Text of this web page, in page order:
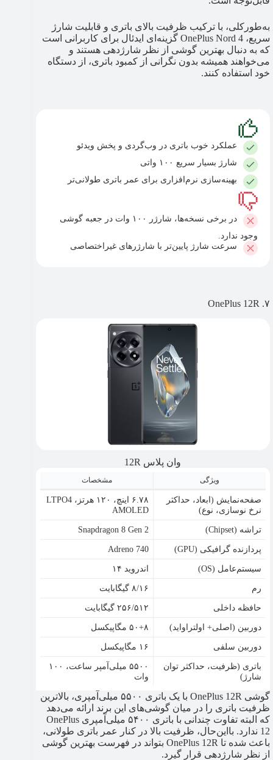
به‌طورکلی، با ترکیب ظرفیت بالای باتری و قابلیت شارژ
سریع، OnePlus Nord 4 گزینه‌ای ایدئال برای کاربرانی است
که به دنبال بهترین گوشی از نظر شارژدهی هستند و
می‌خواهند همیشه بدون نگرانی از کمبود باتری، از دستگاه
خود استفاده کنند.
عملکرد خوب باتری در وب‌گردی و پخش ویدئو
شارژ بسیار سریع ۱۰۰ واتی
بهینه‌سازی نرم‌افزاری برای عمر باتری طولانی‌تر
در برخی نسخه‌ها، شارژر ۱۰۰ وات در جعبه گوشی
وجود ندارد.
سرعت شارژ پایین‌تر با شارژرهای غیراختصاصی
۷. OnePlus 12R
وان پلاس 12R
ویژگی مشخصات
صفحه‌نمایش (ابعاد، حداکثر
نرخ نوسازی، نوع)
۶.۷۸ اینچ، ۱۲۰ هرتز، LTPO4
AMOLED
تراشه (Chipset)
Snapdragon 8 Gen 2
پردازنده گرافیکی (GPU)
Adreno 740
سیستم‌عامل (OS)
اندروید ۱۴
رم
۸/۱۶ گیگابایت
حافظه داخلی
۲۵۶/۵۱۲ گیگابایت
دوربین (اصلی+ اولتراواید)
۵۰+۸ مگاپیکسل
دوربین سلفی
۱۶ مگاپیکسل
باتری (ظرفیت، حداکثر توان
شارژ)
۵۵۰۰ میلی‌آمپر ساعت، ۱۰۰
وات
گوشی OnePlus 12R با یک باتری ۵۵۰۰ میلی‌آمپری، بالاترین
ظرفیت باتری را در میان گوشی‌های این برند ارائه می‌دهد
که البته تفاوت چندانی با باتری ۵۴۰۰ میلی‌آمپری OnePlus
12 ندارد. بااین‌حال، ظرفیت بالا در کنار عمر باتری طولانی،
باعث شده تا OnePlus 12R بتواند در فهرست بهترین گوشی
از نظر شارژدهی قرار گیرد.